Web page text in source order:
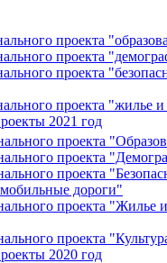
проекта
проекта
проекта
проекта "жилье и
2021 год
проекта
проекта
проекта
дороги"
проекта "Жилье
проекта
2020 год